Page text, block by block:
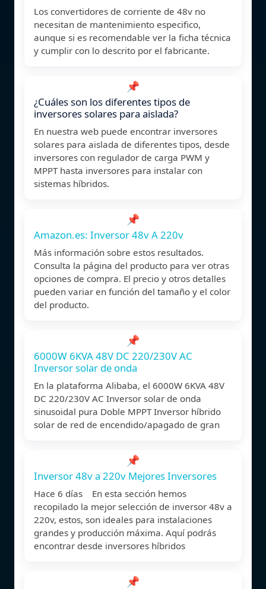
Los convertidores de corriente de 48v no
necesitan de mantenimiento especifico,
aunque si es recomendable ver la ficha técnica
y cumplir con lo descrito por el fabricante.
📌
¿Cuáles son los diferentes tipos de
inversores solares para aislada?
En nuestra web puede encontrar inversores
solares para aislada de diferentes tipos, desde
inversores con regulador de carga PWM y
MPPT hasta inversores para instalar con
sistemas híbridos.
📌
Amazon.es: Inversor 48v A 220v
Más información sobre estos resultados.
Consulta la página del producto para ver otras
opciones de compra. El precio y otros detalles
pueden variar en función del tamaño y el color
del producto.
📌
6000W 6KVA 48V DC 220/230V AC
Inversor solar de onda
En la plataforma Alibaba, el 6000W 6KVA 48V
DC 220/230V AC Inversor solar de onda
sinusoidal pura Doble MPPT Inversor híbrido
solar de red de encendido/apagado de gran
📌
Inversor 48v a 220v Mejores Inversores
Hace 6 días En esta sección hemos
recopilado la mejor selección de inversor 48v a
220v, estos, son ideales para instalaciones
grandes y producción máxima. Aquí podrás
encontrar desde inversores híbridos
📌